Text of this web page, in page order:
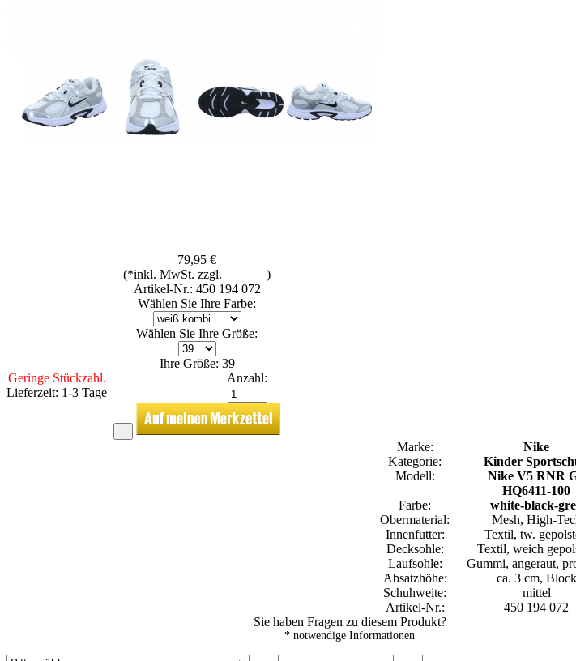
79,95 €
(*inkl. MwSt. zzgl.
)
Artikel-Nr.: 450 194 072
Wählen Sie Ihre Farbe:
Wählen Sie Ihre Größe:
Ihre Größe: 39
Geringe Stückzahl.
Lieferzeit: 1-3 Tage
Anzahl:
Marke:
Nike
Kategorie:
Kinder
Modell:
Nike V5 RNR
HQ6411-100
Farbe:
white-black-
Obermaterial:
Mesh, High-
Innenfutter:
Textil, tw.
Decksohle:
Textil, weich
Laufsohle:
Gummi, angeraut,
Absatzhöhe:
ca. 3 cm, Block
Schuhweite:
mittel
Artikel-Nr.:
450 194 072
Sie haben Fragen zu diesem Produkt?
* notwendige Informationen